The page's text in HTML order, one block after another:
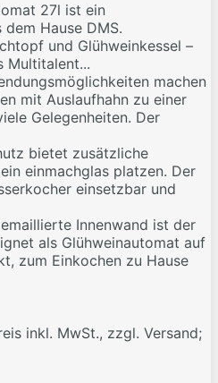
27l ist ein
Hause DMS.
und Glühweinkessel –
Multitalent...
machen
mit Auslaufhahn zu einer
Gelegenheiten. Der
bietet zusätzliche
einmachglas platzen. Der
einsetzbar und
Innenwand ist der
als Glühweinautomat auf
zum Einkochen zu Hause
inkl. MwSt., zzgl. Versand;